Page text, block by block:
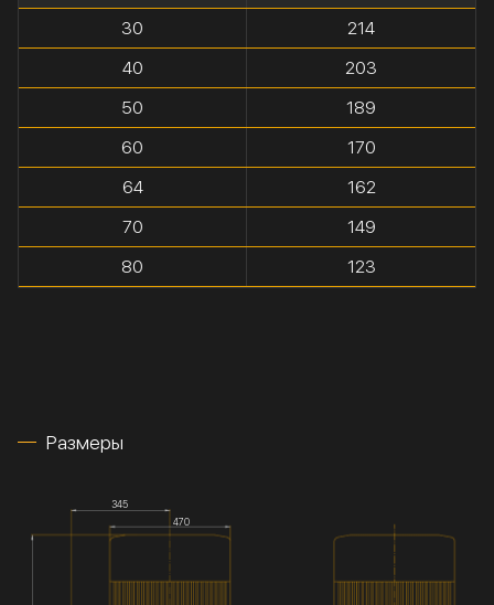
30
214
40
203
50
189
60
170
64
162
70
149
80
123
Размеры
345
470